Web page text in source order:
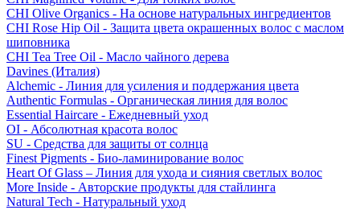
CHI Olive Organics - На основе натуральных ингредиентов
CHI Rose Hip Oil - Защита цвета окрашенных волос с маслом
шиповника
CHI Tea Tree Oil - Масло чайного дерева
Davines (Италия)
Alchemic - Линия для усиления и поддержания цвета
Authentic Formulas - Органическая линия для волос
Essential Haircare - Eжедневный уход
OI - Абсолютная красота волос
SU - Средства для защиты от солнца
Finest Pigments - Био-ламинирование волос
Heart Of Glass – Линия для ухода и сияния светлых волос
More Inside - Авторские продукты для стайлинга
Natural Tech - Натуральный уход